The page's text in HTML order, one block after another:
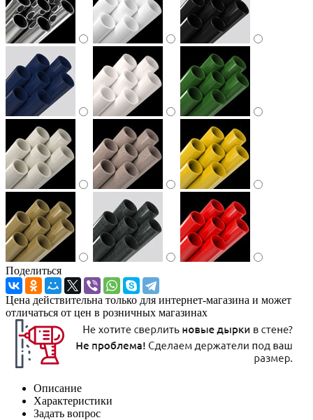
Поделиться
Цена действительна только для интернет-магазина и может
отличаться от цен в розничных магазинах
Описание
Характеристики
Задать вопрос